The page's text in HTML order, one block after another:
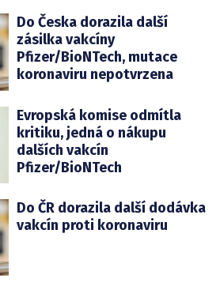
Do Česka dorazila další
zásilka vakcíny
Pfizer/BioNTech, mutace
koronaviru nepotvrzena
Evropská komise odmítla
kritiku, jedná o nákupu
dalších vakcín
Pfizer/BioNTech
Do ČR dorazila další dodávka
vakcín proti koronaviru